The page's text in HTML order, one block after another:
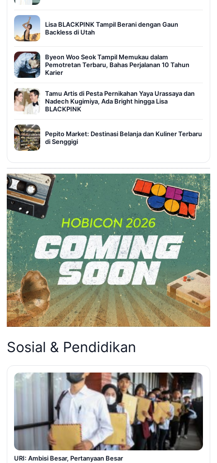
Lisa BLACKPINK Tampil Berani dengan Gaun
Backless di Utah
Byeon Woo Seok Tampil Memukau dalam
Pemotretan Terbaru, Bahas Perjalanan 10 Tahun
Karier
Tamu Artis di Pesta Pernikahan Yaya Urassaya dan
Nadech Kugimiya, Ada Bright hingga Lisa
BLACKPINK
Pepito Market: Destinasi Belanja dan Kuliner Terbaru
di Senggigi
Sosial & Pendidikan
URI: Ambisi Besar, Pertanyaan Besar